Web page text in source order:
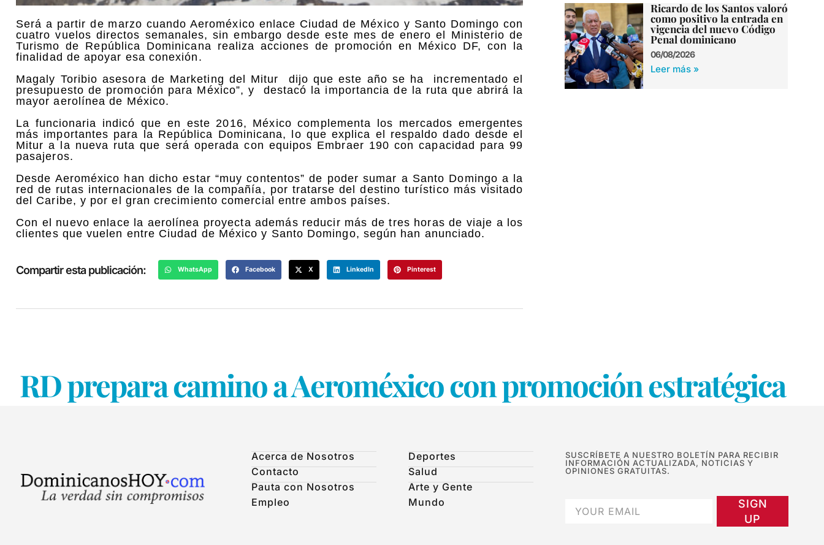
Será a partir de marzo cuando Aeroméxico enlace Ciudad de México y Santo Domingo con
cuatro vuelos directos semanales, sin embargo desde este mes de enero el Ministerio de
Turismo de República Dominicana realiza acciones de promoción en México DF, con la
finalidad de apoyar esa conexión.
Magaly Toribio asesora de Marketing del Mitur dijo que este año se ha incrementado el
presupuesto de promoción para México”, y destacó la importancia de la ruta que abrirá la
mayor aerolínea de México.
La funcionaria indicó que en este 2016, México complementa los mercados emergentes
más importantes para la República Dominicana, lo que explica el respaldo dado desde el
Mitur a la nueva ruta que será operada con equipos Embraer 190 con capacidad para 99
pasajeros.
Desde Aeroméxico han dicho estar “muy contentos” de poder sumar a Santo Domingo a la
red de rutas internacionales de la compañía, por tratarse del destino turístico más visitado
del Caribe, y por el gran crecimiento comercial entre ambos países.
Con el nuevo enlace la aerolínea proyecta además reducir más de tres horas de viaje a los
clientes que vuelen entre Ciudad de México y Santo Domingo, según han anunciado.
Compartir esta publicación: WhatsApp Facebook X LinkedIn Pinterest
Ricardo de los Santos valoró
como positivo la entrada en
vigencia del nuevo Código
Penal dominicano
06/08/2026
Leer más »
RD prepara camino a Aeroméxico con promoción estratégica
Acerca de Nosotros
Contacto
Pauta con Nosotros
Empleo
Deportes
Salud
Arte y Gente
Mundo
SUSCRÍBETE A NUESTRO BOLETÍN PARA RECIBIR
INFORMACIÓN ACTUALIZADA, NOTICIAS Y
OPINIONES GRATUITAS.
SIGN
UP